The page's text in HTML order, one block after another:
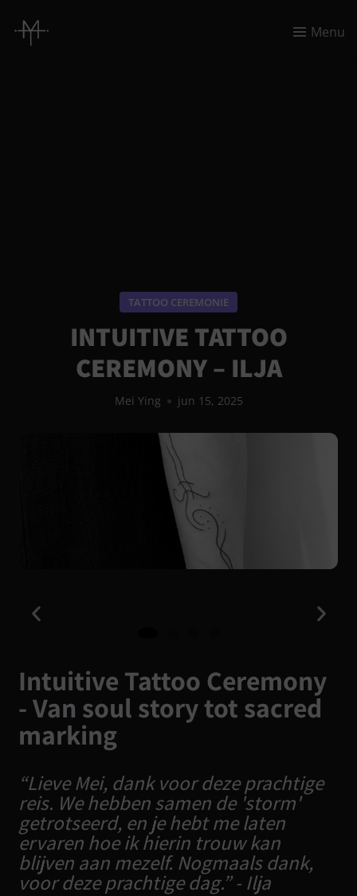
Menu
TATTOO CEREMONIE
INTUITIVE TATTOO
CEREMONY – ILJA
Mei Ying jun 15, 2025
Intuitive Tattoo Ceremony
- Van soul story tot sacred
marking
“Lieve Mei, dank voor deze prachtige
reis. We hebben samen de 'storm'
getrotseerd, en je hebt me laten
ervaren hoe ik hierin trouw kan
blijven aan mezelf. Nogmaals dank,
voor deze prachtige dag.” - Ilja